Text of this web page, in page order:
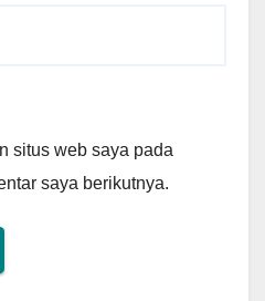
situs web saya pada
saya berikutnya.